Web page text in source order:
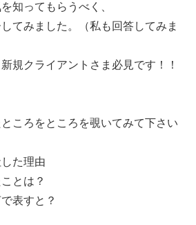
知ってもらうべく、
てみました。（私も回答してみま
規クライアントさま必見です！！
ころをところを覗いてみて下さい
た理由
とは？
表すと？